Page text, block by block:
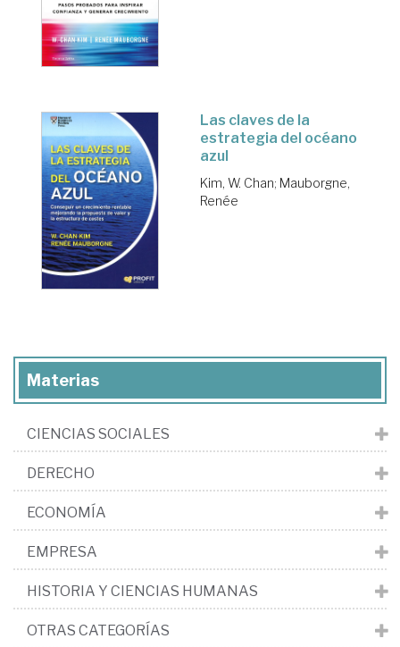
Las claves de la
estrategia del océano
azul
Kim, W. Chan; Mauborgne,
Renée
Materias
CIENCIAS SOCIALES
DERECHO
ECONOMÍA
EMPRESA
HISTORIA Y CIENCIAS HUMANAS
OTRAS CATEGORÍAS